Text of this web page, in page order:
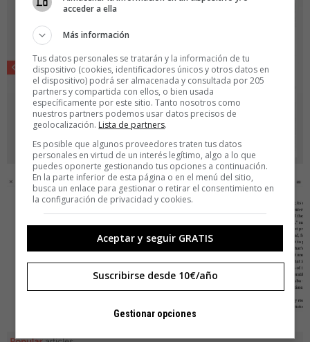
acceder a ella
Más información
Tus datos personales se tratarán y la información de tu
dispositivo (cookies, identificadores únicos y otros datos en
el dispositivo) podrá ser almacenada y consultada por 205
partners y compartida con ellos, o bien usada
específicamente por este sitio. Tanto nosotros como
nuestros partners podemos usar datos precisos de
geolocalización. Lista de partners.
Es posible que algunos proveedores traten tus datos
personales en virtud de un interés legítimo, algo a lo que
puedes oponerte gestionando tus opciones a continuación.
En la parte inferior de esta página o en el menú del sitio,
busca un enlace para gestionar o retirar el consentimiento en
la configuración de privacidad y cookies.
Aceptar y seguir GRATIS
Suscribirse desde 10€/año
Gestionar opciones